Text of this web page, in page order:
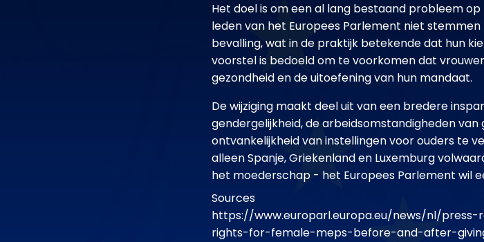
Het doel is om een al lang bestaand probleem
leden van het Europees Parlement niet
bevalling, wat in de praktijk betekende dat hun
voorstel is bedoeld om te voorkomen dat
gezondheid en de uitoefening van hun mandaat.
De wijziging maakt deel uit van een bredere
gendergelijkheid, de arbeidsomstandigheden
ontvankelijkheid van instellingen voor ouders te
alleen Spanje, Griekenland en Luxemburg
het moederschap - het Europees Parlement wil
Sources
https://www.europarl.europa.eu/news/nl/press-
rights-for-female-meps-before-and-after-